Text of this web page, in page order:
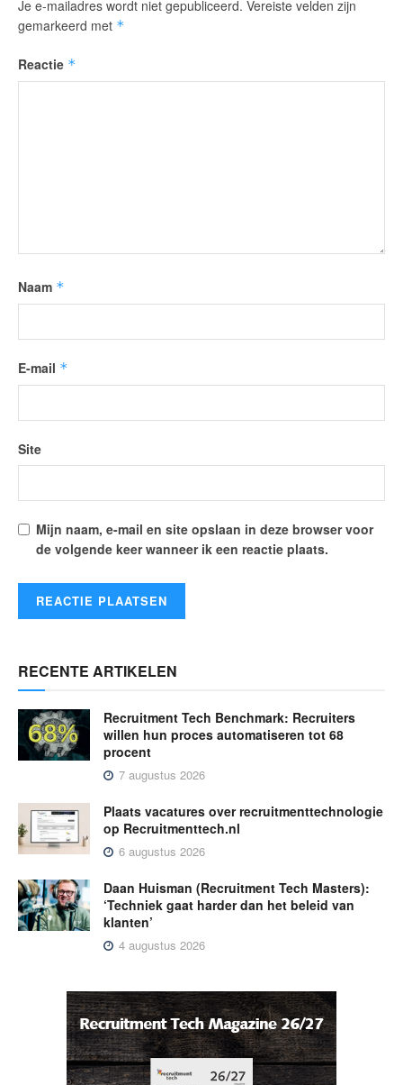
Je e-mailadres wordt niet gepubliceerd. Vereiste velden zijn
gemarkeerd met *
Reactie *
Naam *
E-mail *
Site
Mijn naam, e-mail en site opslaan in deze browser voor
de volgende keer wanneer ik een reactie plaats.
RECENTE ARTIKELEN
Recruitment Tech Benchmark: Recruiters
willen hun proces automatiseren tot 68
procent
7 augustus 2026
Plaats vacatures over recruitmenttechnologie
op Recruitmenttech.nl
6 augustus 2026
Daan Huisman (Recruitment Tech Masters):
‘Techniek gaat harder dan het beleid van
klanten’
4 augustus 2026